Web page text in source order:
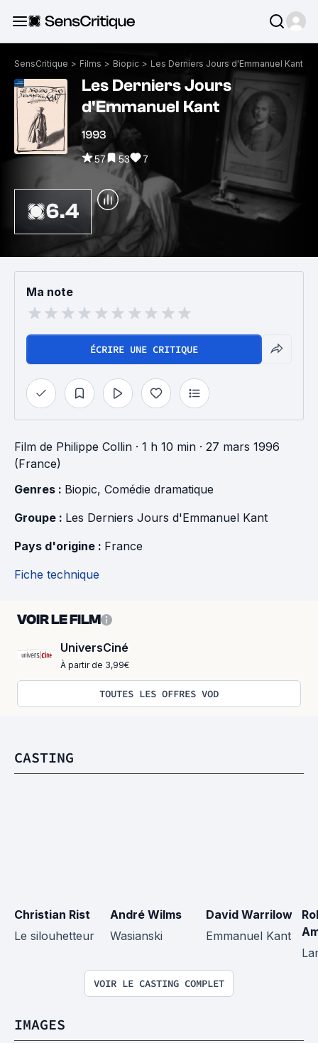
SensCritique > Films > Biopic > Les Derniers Jours d'Emmanuel Kant
Les Derniers Jours
d'Emmanuel Kant
1993
57 53 7
6.4
Ma note
ÉCRIRE UNE CRITIQUE
Film de Philippe Collin · 1 h 10 min · 27 mars 1996
(France)
Genres : Biopic, Comédie dramatique
Groupe : Les Derniers Jours d'Emmanuel Kant
Pays d'origine : France
Fiche technique
VOIR LE FILM
UniversCiné
À partir de 3,99€
TOUTES LES OFFRES VOD
CASTING
Christian Rist
Le silouhetteur
André Wilms
Wasianski
David Warrilow
Emmanuel Kant
VOIR LE CASTING COMPLET
IMAGES